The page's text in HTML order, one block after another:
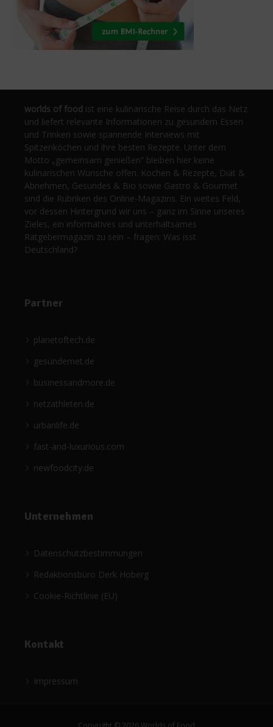
worlds of food ist eine kulinarische Reise durch das Netz
und liefert relevante Informationen zu gesundem Essen
und Trinken sowie spannende Interviews mit
Spitzenköchen und ihre besten Rezepte. Unter dem
Motto „gemeinsam genießen“ bleiben hier keine
kulinarischen Wünsche offen. Kochen & Rezepte, Diät &
Abnehmen, Gesundes & Bio sowie Gastro & Gourmet
sind die Rubriken des Online-Magazins. Ein weites Feld,
vor dessen Hintergrund wir uns – ganz im Sinne unseres
Zieles, ein informatives und unterhaltsames
Ratgebermagazin zu sein – fragen: Was isst
Deutschland?
Partner
planetoftech.de
gesündernet.de
businessandmore.de
netzathleten.de
urbanlife.de
fast-and-luxurious.com
newfoodcity.de
Unternehmen
Datenschutzbestimmungen
Redaktionsbüro Derk Hoberg
Cookie-Richtlinie (EU)
Kontakt
Impressum